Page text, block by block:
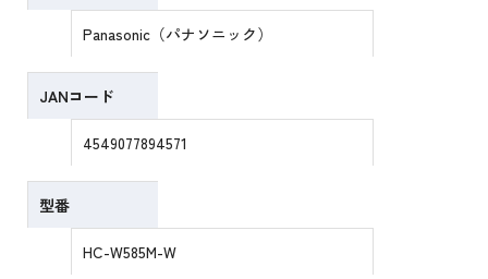
Panasonic（パナソニック）
JANコード
4549077894571
型番
HC-W585M-W